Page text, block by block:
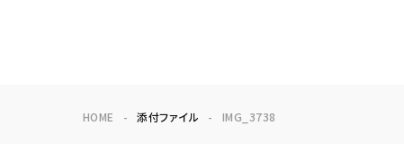
HOME 添付ファイル IMG_3738